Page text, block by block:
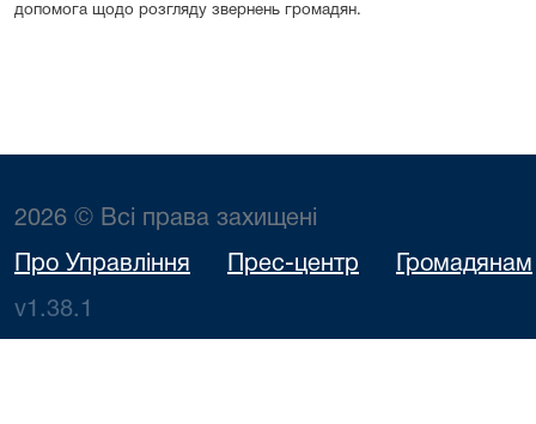
допомога щодо розгляду звернень громадян.
2026 © Всі права захищені
Про Управління Прес-центр Громадянам
v1.38.1